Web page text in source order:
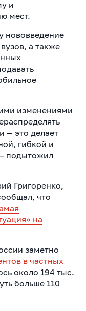
и
мест.
нововведение
а также
изменениями
— это делает
гибкой и
подытожил
Григоренко,
что
на
заметно
в частных
около 194 тыс.
больше 110